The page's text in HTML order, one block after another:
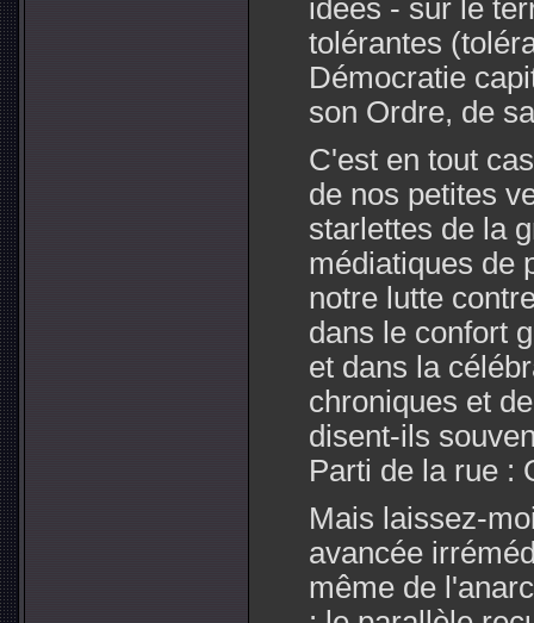
idées - sur le
tolérantes
Démocratie
son Ordre, de
C'est en tout
de nos petites
starlettes de la
médiatiques de
notre lutte
dans le confort
et dans la
chroniques et
disent-ils
Parti de la rue :
Mais laissez-
avancée
même de